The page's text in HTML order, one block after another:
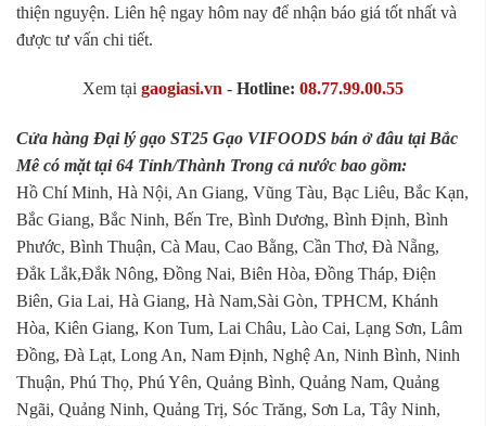
thiện nguyện. Liên hệ ngay hôm nay để nhận báo giá tốt nhất và
được tư vấn chi tiết.
Xem tại gaogiasi.vn- Hotline: 08.77.99.00.55
Cửa hàng Đại lý gạo ST25 Gạo VIFOODS bán ở đâu tại Bắc
Mê có mặt tại 64 Tỉnh/Thành Trong cả nước bao gồm:
Hồ Chí Minh, Hà Nội, An Giang, Vũng Tàu, Bạc Liêu, Bắc Kạn,
Bắc Giang, Bắc Ninh, Bến Tre, Bình Dương, Bình Định, Bình
Phước, Bình Thuận, Cà Mau, Cao Bằng, Cần Thơ, Đà Nẵng,
Đắk Lắk,Đắk Nông, Đồng Nai, Biên Hòa, Đồng Tháp, Điện
Biên, Gia Lai, Hà Giang, Hà Nam,Sài Gòn, TPHCM, Khánh
Hòa, Kiên Giang, Kon Tum, Lai Châu, Lào Cai, Lạng Sơn, Lâm
Đồng, Đà Lạt, Long An, Nam Định, Nghệ An, Ninh Bình, Ninh
Thuận, Phú Thọ, Phú Yên, Quảng Bình, Quảng Nam, Quảng
Ngãi, Quảng Ninh, Quảng Trị, Sóc Trăng, Sơn La, Tây Ninh,